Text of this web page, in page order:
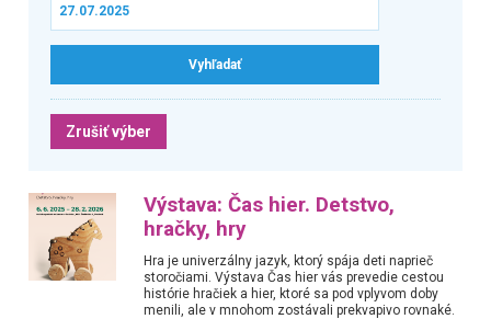
Zrušiť výber
Výstava: Čas hier. Detstvo,
hračky, hry
Hra je univerzálny jazyk, ktorý spája deti naprieč
storočiami. Výstava Čas hier vás prevedie cestou
histórie hračiek a hier, ktoré sa pod vplyvom doby
menili, ale v mnohom zostávali prekvapivo rovnaké.